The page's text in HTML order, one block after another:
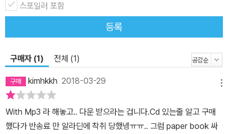
스포일러 포함
등록
구매자 (1) 전체 (1)
kimhkkh 2018-03-29
With Mp3 라 해놓고.. 다운 받으라는 겁니다.Cd 있는줄 알고 구매
했다가 반송료 만 알라딘에 착취 당했넹ㅠㅠ.. 그럼 paper book 싸